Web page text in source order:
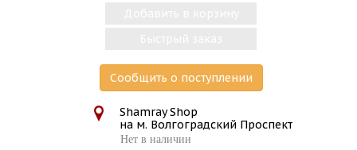
Сообщить о поступлении
Shamray Shop
на м. Волгоградский Проспект
Нет в наличии